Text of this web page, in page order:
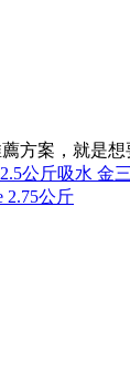
方案，就是想
公斤吸水 金
2.75公斤